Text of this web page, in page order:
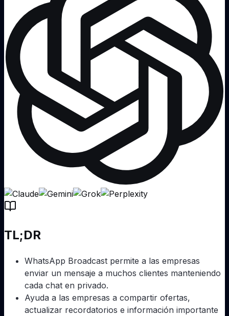
TL;DR
WhatsApp Broadcast permite a las empresas
enviar un mensaje a muchos clientes manteniendo
cada chat en privado.
Ayuda a las empresas a compartir ofertas,
actualizar recordatorios e información importante